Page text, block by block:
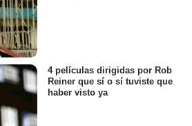
4 películas dirigidas por Rob
Reiner que sí o sí tuviste que
haber visto ya